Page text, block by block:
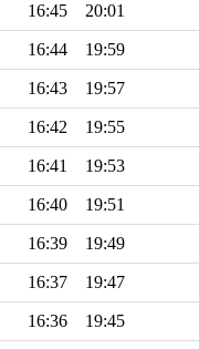
16:45 20:01
16:44 19:59
16:43 19:57
16:42 19:55
16:41 19:53
16:40 19:51
16:39 19:49
16:37 19:47
16:36 19:45